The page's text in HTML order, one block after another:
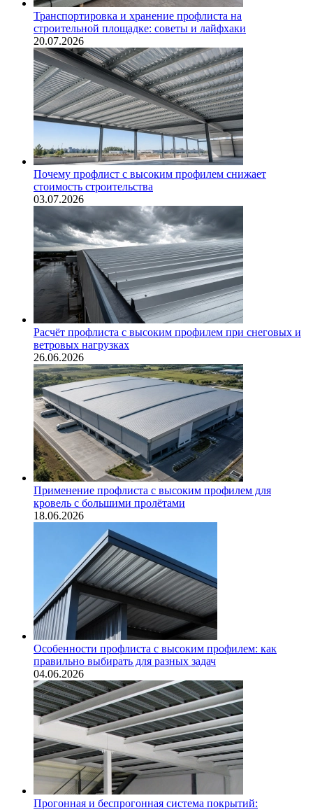
Транспортировка и хранение профлиста на
строительной площадке: советы и лайфхаки
20.07.2026
Почему профлист с высоким профилем снижает
стоимость строительства
03.07.2026
Расчёт профлиста с высоким профилем при снеговых и
ветровых нагрузках
26.06.2026
Применение профлиста с высоким профилем для
кровель с большими пролётами
18.06.2026
Особенности профлиста с высоким профилем: как
правильно выбирать для разных задач
04.06.2026
Прогонная и беспрогонная система покрытий: